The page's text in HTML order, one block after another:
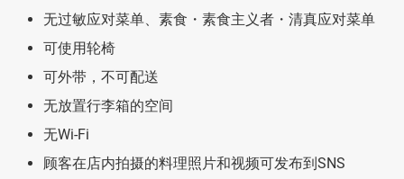
无过敏应对菜单、素食・素食主义者・清真应对菜单
可使用轮椅
可外带，不可配送
无放置行李箱的空间
无Wi-Fi
顾客在店内拍摄的料理照片和视频可发布到SNS